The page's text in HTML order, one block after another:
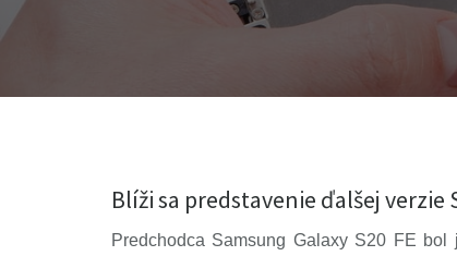
Blíži sa predstavenie ďalšej verzie
Predchodca Samsung Galaxy S20 FE bol